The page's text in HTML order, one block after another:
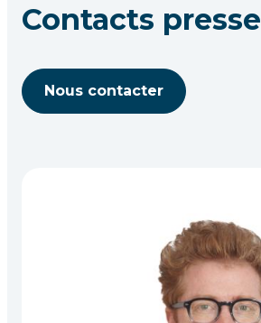
Contacts presse
Nous contacter